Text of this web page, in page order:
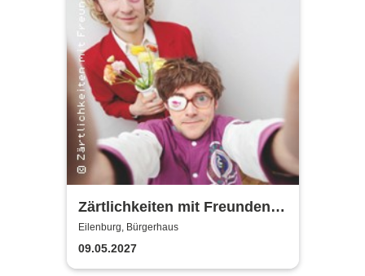
Zärtlichkeiten mit Freunden -
Rico Rohs und das Ines
Fleiwa Quartett
Eilenburg, Bürgerhaus
09.05.2027